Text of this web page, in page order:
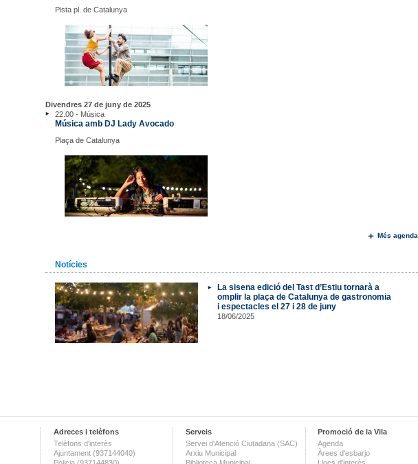
Pista pl. de Catalunya
Divendres 27 de juny de 2025
22.00 - Música
Música amb DJ Lady Avocado
Plaça de Catalunya
Més agenda
Notícies
La sisena edició del Tast d’Estiu tornarà a
omplir la plaça de Catalunya de gastronomia
i espectacles el 27 i 28 de juny
18/06/2025
Adreces i telèfons
Telèfons d'interès
Ajuntament (937144040)
Serveis
Servei d'Atenció Ciutadana (SAC)
Arxiu Municipal
Promoció de la Vila
Agenda
Àrees d'esbarjo